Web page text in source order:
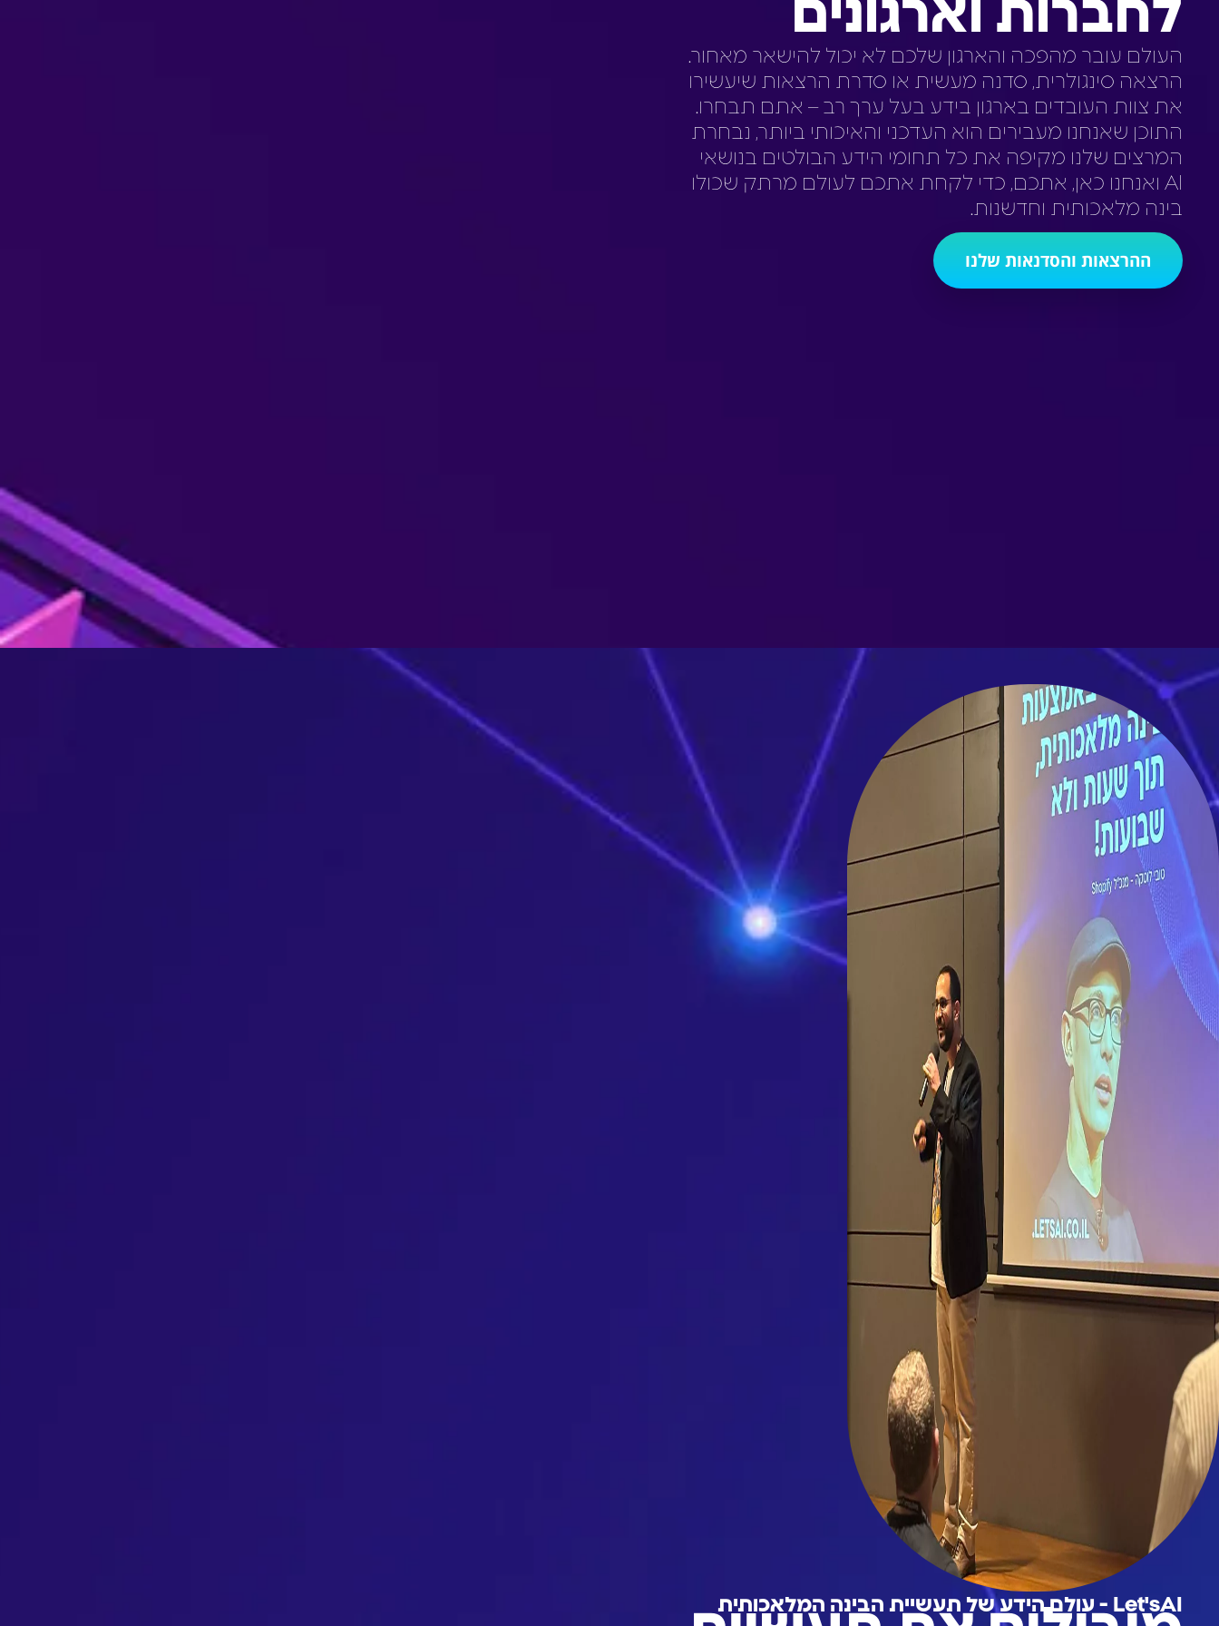
לחברות וארגונים
העולם עובר מהפכה והארגון שלכם לא יכול להישאר מאחור.
הרצאה סינגולרית, סדנה מעשית או סדרת הרצאות שיעשירו
את צוות העובדים בארגון בידע בעל ערך רב – אתם תבחרו.
התוכן שאנחנו מעבירים הוא העדכני והאיכותי ביותר, נבחרת
המרצים שלנו מקיפה את כל תחומי הידע הבולטים בנושאי
AI ואנחנו כאן, אתכם, כדי לקחת אתכם לעולם מרתק שכולו
בינה מלאכותית וחדשנות.
ההרצאות והסדנאות שלנו
Let'sAI - עולם הידע של תעשיית הבינה המלאכותית